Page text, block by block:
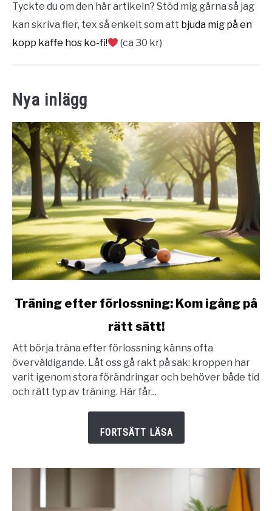
Tyckte du om den här artikeln? Stöd mig gärna så jag
kan skriva fler, tex så enkelt som att bjuda mig på en
kopp kaffe hos ko-fi!
(ca 30 kr)
link
efter
förlossning:
Kom
igång
Träning efter förlossning: Kom igång på
rätt sätt!
Att börja träna efter förlossning känns ofta
överväldigande. Låt oss gå rakt på sak: kroppen har
varit igenom stora förändringar och behöver både tid
och rätt typ av träning. Här får...